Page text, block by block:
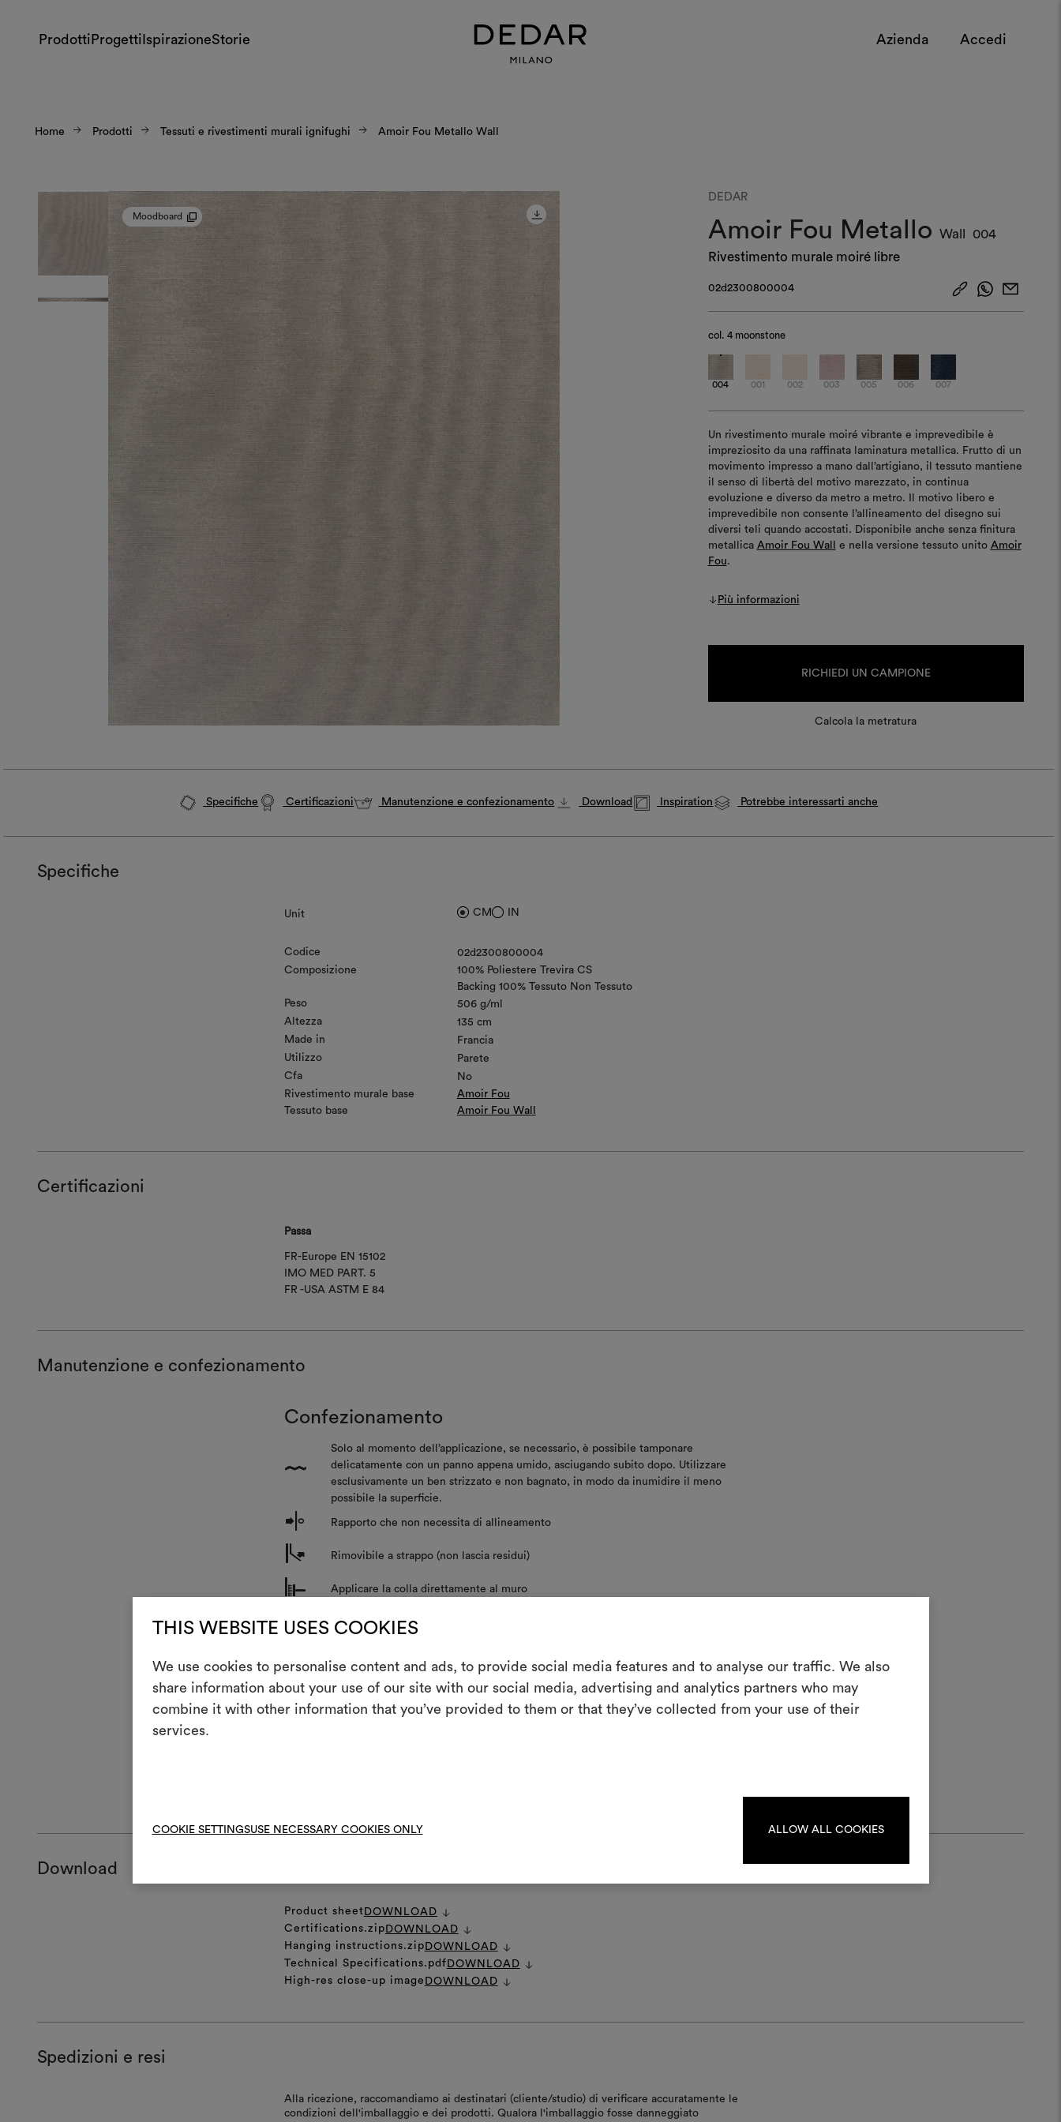
THIS WEBSITE USES COOKIES
We use cookies to personalise content and ads, to provide social media features and to analyse our traffic. We also
share information about your use of our site with our social media, advertising and analytics partners who may
combine it with other information that you’ve provided to them or that they’ve collected from your use of their
services.
COOKIE SETTINGSUSE NECESSARY COOKIES ONLY ALLOW ALL COOKIES
Prodotti Progetti IspirazioneStorie Azienda Accedi
Home Prodotti Tessuti e rivestimenti murali ignifughi Amoir Fou Metallo Wall
Moodboard
DEDAR
Amoir Fou Metallo Wall
004
Rivestimento murale moiré libre
02d2300800004
col. 4 moonstone
004 001 002 003 005 006 007
Un rivestimento murale moiré vibrante e imprevedibile è
impreziosito da una raffinata laminatura metallica. Frutto di un
movimento impresso a mano dall’artigiano, il tessuto mantiene
il senso di libertà del motivo marezzato, in continua
evoluzione e diverso da metro a metro. Il motivo libero e
imprevedibile non consente l’allineamento del disegno sui
diversi teli quando accostati. Disponibile anche senza finitura
metallica Amoir Fou Wall e nella versione tessuto unito Amoir
Fou.
Più informazioni
RICHIEDI UN CAMPIONE
Calcola la metratura
Specifiche Certificazioni Manutenzione e confezionamento Download Inspiration Potrebbe interessarti anche
Specifiche
Unit CM IN
Codice
02d2300800004
Composizione
100% Poliestere Trevira CS
Backing 100% Tessuto Non Tessuto
Peso
506 g/ml
Altezza
135 cm
Made in
Francia
Utilizzo
Parete
Cfa
No
Rivestimento murale base
Amoir Fou
Tessuto base
Amoir Fou Wall
Certificazioni
Passa
FR-Europe EN 15102
IMO MED PART. 5
FR -USA ASTM E 84
Manutenzione e confezionamento
Confezionamento
{
Solo al momento dell’applicazione, se necessario, è possibile tamponare
delicatamente con un panno appena umido, asciugando subito dopo. Utilizzare
esclusivamente un ben strizzato e non bagnato, in modo da inumidire il meno
possibile la superficie.
o Rapporto che non necessita di allineamento
m Rimovibile a strappo (non lascia residui)
n Applicare la colla direttamente al muro
i Resistente alla luce
Download
Product sheet DOWNLOAD
Certifications.zip DOWNLOAD
Hanging instructions.zip DOWNLOAD
Technical Specifications.pdf DOWNLOAD
High-res close-up image DOWNLOAD
Spedizioni e resi
Alla ricezione, raccomandiamo ai destinatari (cliente/studio) di verificare accuratamente le
condizioni dell'imballaggio e dei prodotti. Qualora l'imballaggio fosse danneggiato
moodboard
Uno strumento interattivo per dare vita e condividere
LOGIN